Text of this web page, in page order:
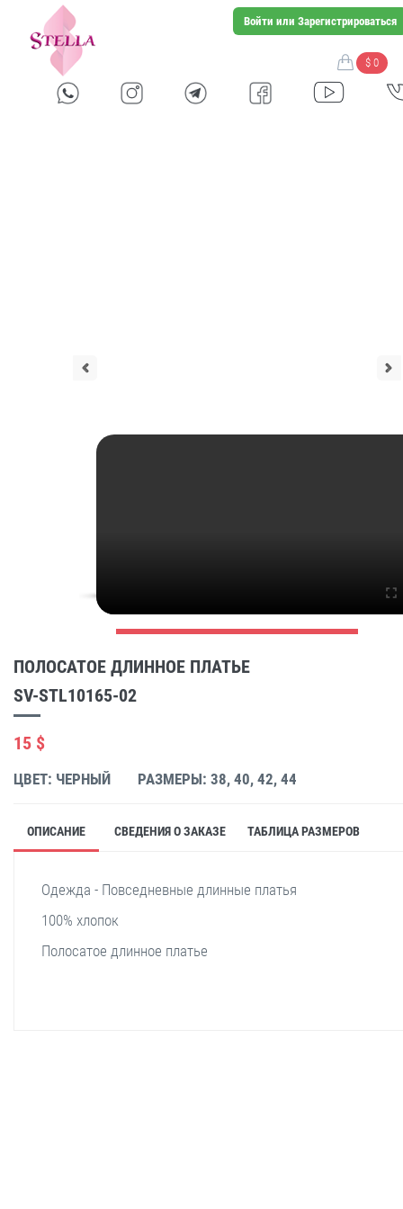
Войти или Зарегистрироваться
$ 0
ПОЛОСАТОЕ ДЛИННОЕ ПЛАТЬЕ
SV-STL10165-02
15 $
ЦВЕТ: ЧЕРНЫЙ РАЗМЕРЫ: 38, 40, 42, 44
ОПИСАНИЕ СВЕДЕНИЯ О ЗАКАЗЕ ТАБЛИЦА РАЗМЕРОВ
Одежда - Повседневные длинные платья
100% хлопок
Полосатое длинное платье